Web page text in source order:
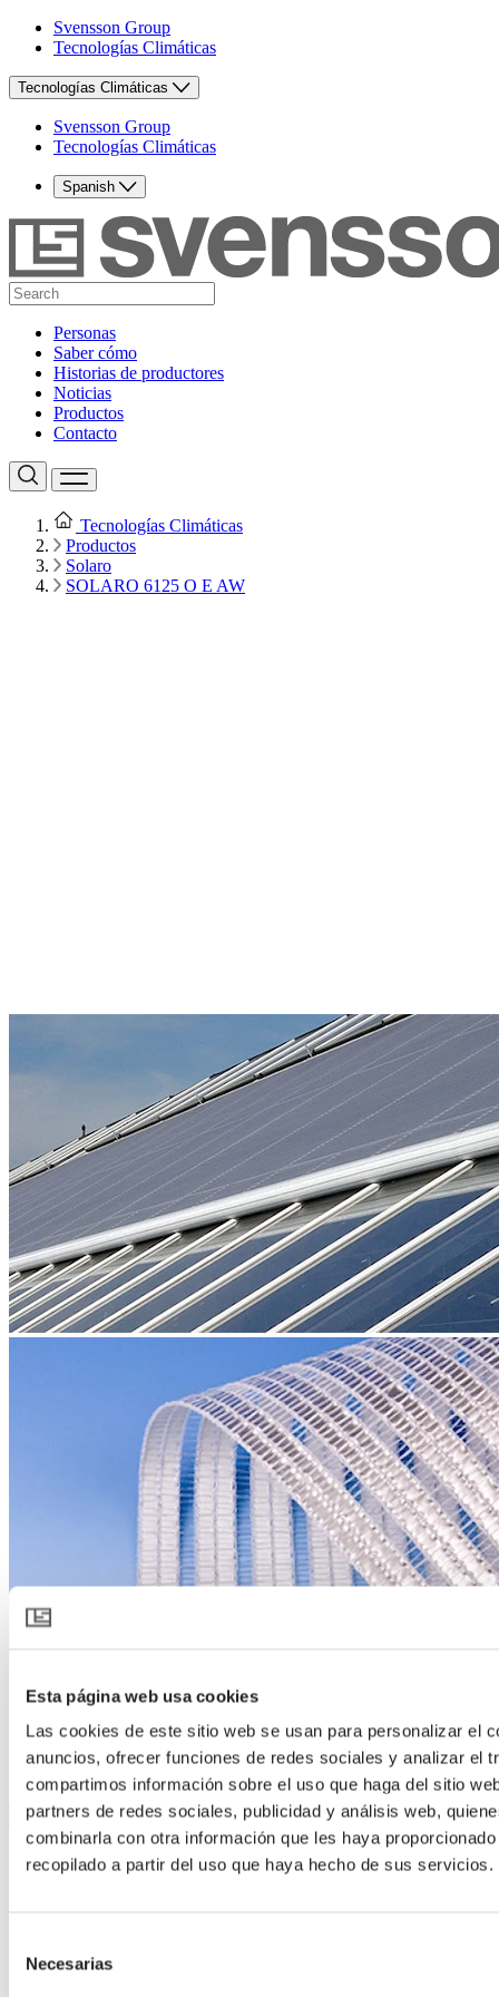
Esta página web usa cookies
Las cookies de este sitio web se usan para personalizar el
anuncios, ofrecer funciones de redes sociales y analizar el
compartimos información sobre el uso que haga del sitio
partners de redes sociales, publicidad y análisis web,
combinarla con otra información que les haya
recopilado a partir del uso que haya hecho de sus servicios.
Necesarias
Svensson Group
Tecnologías Climáticas
Tecnologías Climáticas
Svensson Group
Tecnologías Climáticas
Spanish
Personas
Saber cómo
Historias de productores
Noticias
Productos
Contacto
Tecnologías Climáticas
Productos
Solaro
SOLARO 6125 O E AW
SOLARO 6125 O E AW
Descargar especificación del producto
Descripción del producto
Sombreo exterior y protección del tiempo
pantalla proporciona reflexión solar y enfriamiento – reduciendo la